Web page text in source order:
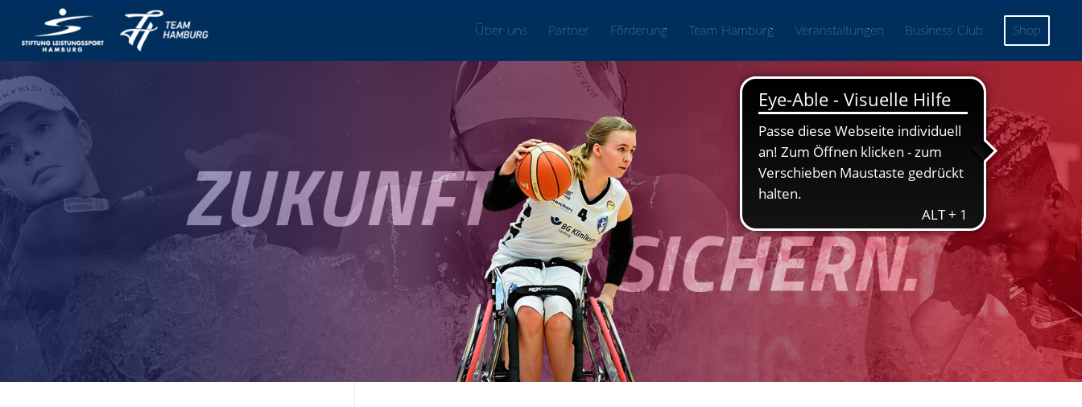
Über uns Partner Förderung Team Hamburg Veranstaltungen Business Club Shop